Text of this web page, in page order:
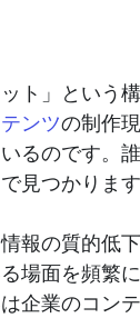
ト」という
ンツの制作
るのです。
見つかりま
報の質的低
場面を頻繁に
企業のコン